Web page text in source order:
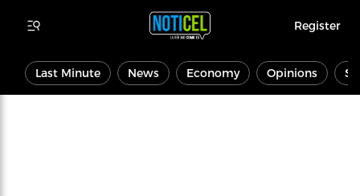
Register
Last Minute News Economy Opinions